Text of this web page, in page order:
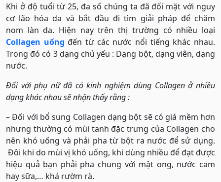
Khi ở độ tuổi từ 25, đa số chúng ta đã đối mặt với nguy
cơ lão hóa da và bắt đầu đi tìm giải pháp để chăm
nom làn da. Hiện nay trên thị trường có nhiều loại
Collagen uống đến từ các nước nổi tiếng khác nhau.
Trong đó có 3 dạng chủ yếu : Dạng bột, dạng viên, dạng
nước.
Đối với phụ nữ đã có kinh nghiệm dùng Collagen ở nhiều
dạng khác nhau sẽ nhận thấy rằng :
– Đối với bổ sung Collagen dạng bột sẽ có giá mềm hơn
nhưng thường có mùi tanh đặc trưng của Collagen cho
nên khó uống và phải pha từ bột ra nước để sử dụng.
Đôi khi do mùi vị khó uống, khi dùng nhiều để đạt được
hiệu quả bạn phải pha chung với mật ong, nước cam
hay sữa,… khá rườm rà.